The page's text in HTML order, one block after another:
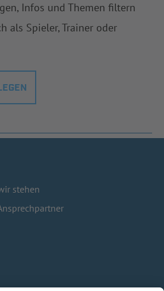
Infos und Themen filtern
als Spieler, Trainer oder
stehen